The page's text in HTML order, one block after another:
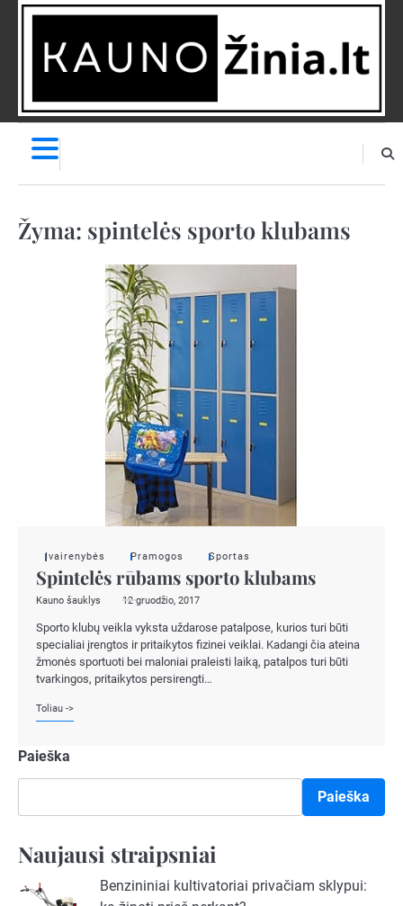
Skip
NAUJIENĄ
Žyma: spintelės sporto klubams
Įvairenybės Pramogos Sportas
Spintelės rūbams sporto klubams
Kauno šauklys 12 gruodžio, 2017
Sporto klubų veikla vyksta uždarose patalpose, kurios turi būti
specialiai įrengtos ir pritaikytos fizinei veiklai. Kadangi čia ateina
žmonės sportuoti bei maloniai praleisti laiką, patalpos turi būti
tvarkingos, pritaikytos persirengti…
Toliau ->
Paieška
Paieška
Naujausi straipsniai
Benzininiai kultivatoriai privačiam sklypui: